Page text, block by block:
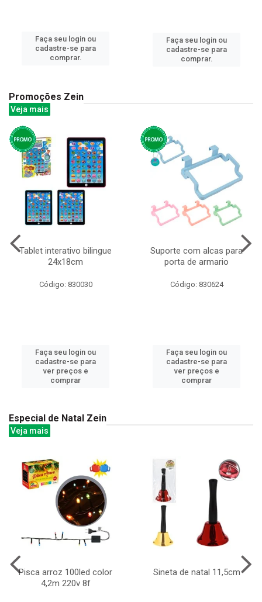
Faça seu login ou
cadastre-se para
comprar.
Faça seu login ou
cadastre-se para
comprar.
Promoções Zein
Veja mais
Tablet interativo bilingue
24x18cm
Código: 830030
Faça seu login ou
cadastre-se para
ver preços e
comprar
Suporte com alcas para
porta de armario
Código: 830624
Faça seu login ou
cadastre-se para
ver preços e
comprar
Especial de Natal Zein
Veja mais
Pisca arroz 100led color
4,2m 220v 8f
Sineta de natal 11,5cm